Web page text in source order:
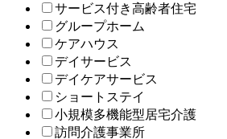
サービス付き高齢者住宅
グループホーム
ケアハウス
デイサービス
デイケアサービス
ショートステイ
小規模多機能型居宅介護
訪問介護事業所